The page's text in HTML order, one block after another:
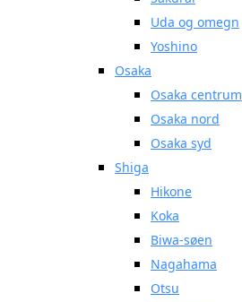
Uda og omegn
Yoshino
Osaka
Osaka centrum
Osaka nord
Osaka syd
Shiga
Hikone
Koka
Biwa-søen
Nagahama
Otsu